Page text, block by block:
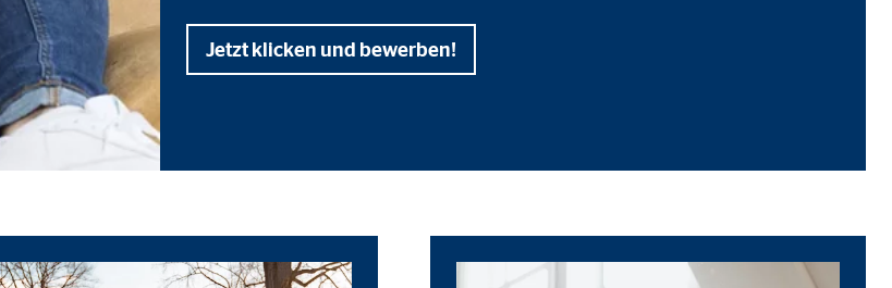
Jetzt klicken und bewerben!
anzuzeigen. Zu diesem Zweck werden die Daten an Drittanbieter übermittelt, die die